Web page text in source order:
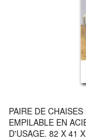
PAIRE DE
EMPILABLE EN
D'USAGE. 82 X 41